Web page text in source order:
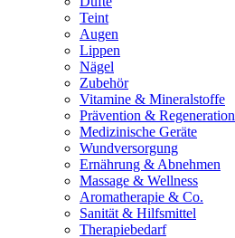
Teint
Augen
Lippen
Nägel
Zubehör
Vitamine & Mineralstoffe
Prävention & Regeneration
Medizinische Geräte
Wundversorgung
Ernährung & Abnehmen
Massage & Wellness
Aromatherapie & Co.
Sanität & Hilfsmittel
Therapiebedarf